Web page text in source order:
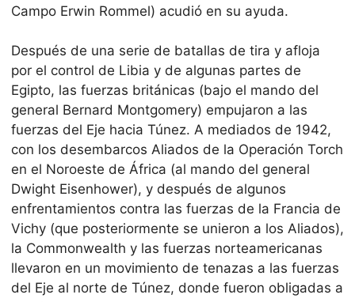
Campo Erwin Rommel) acudió en su ayuda.
Después de una serie de batallas de tira y afloja
por el control de Libia y de algunas partes de
Egipto, las fuerzas británicas (bajo el mando del
general Bernard Montgomery) empujaron a las
fuerzas del Eje hacia Túnez. A mediados de 1942,
con los desembarcos Aliados de la Operación Torch
en el Noroeste de África (al mando del general
Dwight Eisenhower), y después de algunos
enfrentamientos contra las fuerzas de la Francia de
Vichy (que posteriormente se unieron a los Aliados),
la Commonwealth y las fuerzas norteamericanas
llevaron en un movimiento de tenazas a las fuerzas
del Eje al norte de Túnez, donde fueron obligadas a